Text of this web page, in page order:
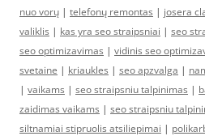
nuo vorų | telefonų remontas | josera
valiklis | kas yra seo straipsniai | seo
seo optimizavimas | vidinis seo
svetaine | kriaukles | seo apzvalga |
| vaikams | seo straipsniu talpinimas |
zaidimas vaikams | seo straipsniu
siltnamiai stipruolis atsiliepimai |